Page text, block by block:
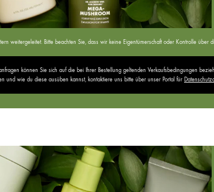
weitergeleitet. Bitte beachten Sie, dass wir keine Eigentümerschaft oder Kontrolle
können Sie sich auf die bei Ihrer Bestellung geltenden Verkaufsbedingungen
und wie du diese ausüben kannst, kontaktiere uns bitte über unser Portal für